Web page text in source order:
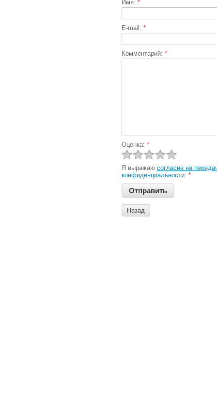
Имя: *
E-mail: *
Комментарий: *
Оценка: *
Я выражаю согласие на
конфиденциальности: *
Назад